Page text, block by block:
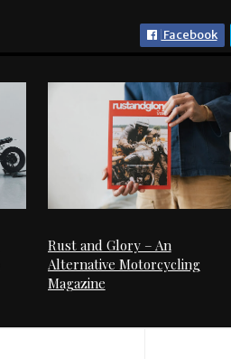
Facebook
Rust and Glory – An
Alternative Motorcycling
Magazine